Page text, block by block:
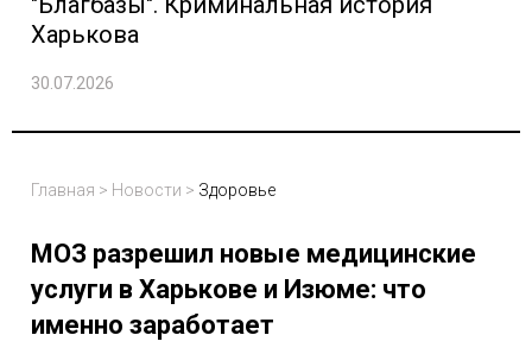
Харькова
30.07.2026
Главная > Новости > Здоровье
МОЗ разрешил новые медицинские
услуги в Харькове и Изюме: что
именно заработает